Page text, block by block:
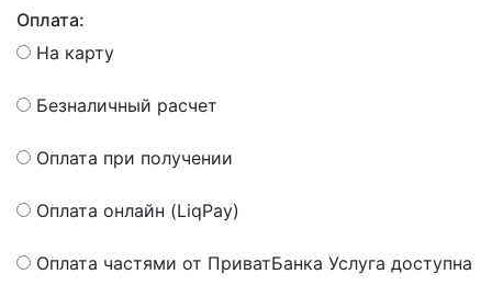
Оплата:
На карту
Безналичный расчет
Оплата при получении
Оплата онлайн (LiqPay)
Оплата частями от ПриватБанка Услуга доступна